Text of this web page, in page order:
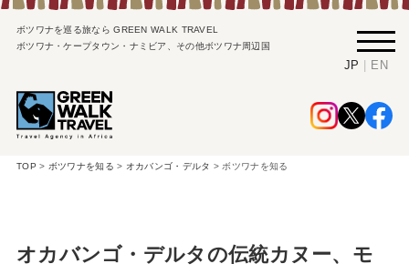
ボツワナを巡る旅なら GREEN WALK TRAVEL
ボツワナ・ケープタウン・ナミビア、その他ボツワナ周辺国
JP | EN
TOP > ボツワナを知る > オカバンゴ・デルタ > ボツワナを知る
オカバンゴ・デルタの伝統カヌー、モ